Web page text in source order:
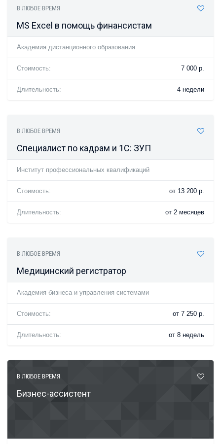
В ЛЮБОЕ ВРЕМЯ
MS Excel в помощь финансистам
Академия дистанционного образования
Стоимость: 7 000 р.
Длительность: 4 недели
В ЛЮБОЕ ВРЕМЯ
Специалист по кадрам и 1C: ЗУП
Институт профессиональных квалификаций
Стоимость: от 13 200 р.
Длительность: от 2 месяцев
В ЛЮБОЕ ВРЕМЯ
Медицинский регистратор
Академия бизнеса и управления системами
Стоимость: от 7 250 р.
Длительность: от 8 недель
В ЛЮБОЕ ВРЕМЯ
Бизнес-ассистент